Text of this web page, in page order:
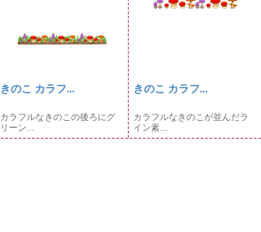
きのこ カラフ...
カラフルなきのこの後ろにグ
リーン...
きのこ カラフ...
カラフルなきのこが並んだラ
イン素...